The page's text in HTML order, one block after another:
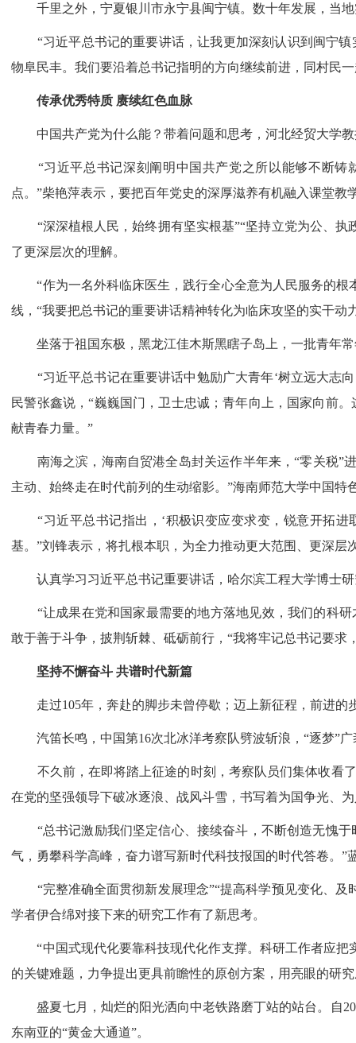
千里之外，宁夏银川市永宁县闽宁镇。数十年发展，当地
“习近平总书记的重要讲话，让我更加深刻认识到闽宁镇
物阜民丰。我们要沿着总书记指明的方向继续前进，同村民
传承优秀特质 赓续红色血脉
中国共产党为什么能？带着问题和思考，河北经贸大学教
“习近平总书记深刻阐明中国共产党之所以能够不断铸
点。”柴艳萍表示，要把百年党史的深厚滋养有机融入课堂
“深深植根人民，始终拥有坚实根基”“坚持立党为公、执
了更深层次的理解。
“作为一名外科临床医生，践行全心全意为人民服务的根
线，“我要把总书记的重要讲话精神转化为临床攻坚的实干
坐落于祖国东极，黑龙江佳木斯黑瞎子岛上，一批青年常
“习近平总书记在重要讲话中勉励广大青年‘树立远大志向
民警张鑫说，“巍巍国门，卫士忠诚；青年向上，国家向前
献青春力量。”
南海之滨，海南自贸港全岛封关运作半年来，“零关税”进
主动、始终走在时代前列的生动缩影。”海南师范大学中国特
“习近平总书记指出，‘积极识变应变求变，锐意开拓进
基。”刘锋表示，将扎根本职，为全力推动更大范围、更深
认真学习习近平总书记重要讲话，哈尔滨工程大学博士研
“让成果在党和国家最需要的地方落地见效，我们的科研
敢于善于斗争，披荆斩棘、砥砺前行，“我将牢记总书记要求
坚持不懈奋斗 共谱时代新篇
走过105年，奔赴的脚步未曾停歇；迈上新征程，前进的
汽笛长鸣，中国第16次北冰洋考察队劈波斩浪，“逐梦”广
不久前，在即将踏上征途的时刻，考察队员们集体收看了
在党的坚强领导下破冰逐浪、战风斗雪，书写着为国争光、
“总书记激励我们坚定信心、接续奋斗，不断创造无愧于
气，勇攀科学高峰，奋力谱写新时代科技报国的时代答卷。”
“完整准确全面贯彻新发展理念”“提高科学预见变化、及
学者伊合绵对接下来的研究工作有了新思考。
“中国式现代化要靠科技现代化作支撑。科研工作者应把
的关键难题，力争提出更具前瞻性的原创方案，用亮眼的研
盛夏七月，灿烂的阳光洒向中老铁路磨丁站的站台。自
东南亚的“黄金大通道”。